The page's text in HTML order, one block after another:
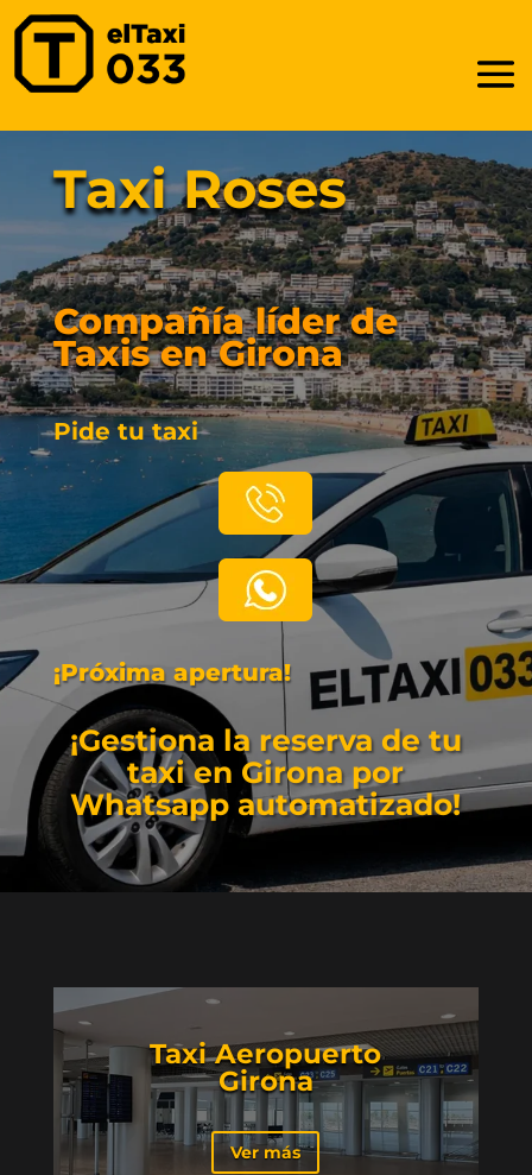
Taxi Roses
Compañía líder de
Taxis en Girona
Pide tu taxi
¡Próxima apertura!
¡Gestiona la reserva de tu
taxi en Girona por
Whatsapp automatizado!
Taxi Aeropuerto
Girona
Ver más